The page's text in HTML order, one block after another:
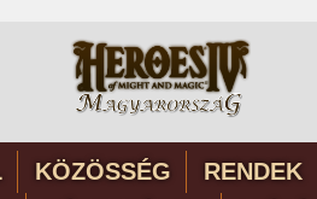
KÖZÖSSÉG
RENDEK